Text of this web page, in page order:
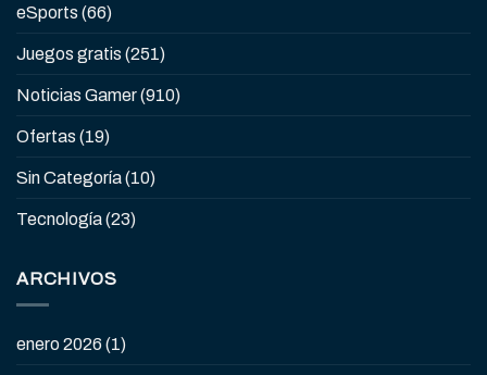
eSports (66)
Juegos gratis (251)
Noticias Gamer(910)
Ofertas (19)
Sin Categoría(10)
Tecnología(23)
ARCHIVOS
enero 2026 (1)